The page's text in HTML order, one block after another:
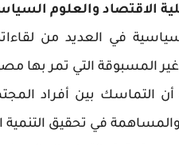
الاقتصاد والعلوم
في العديد من
المسبوقة التي تمر بها
التماسك بين أفراد
في تحقيق التنمية